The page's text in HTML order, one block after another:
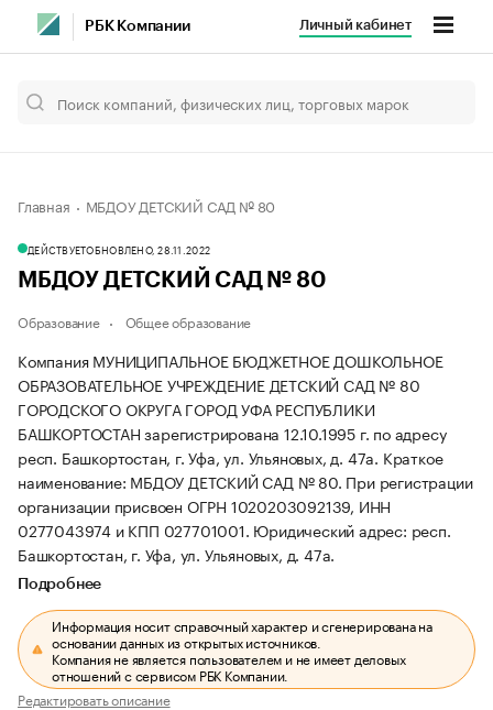
РБК Компании Личный кабинет
Главная МБДОУ ДЕТСКИЙ САД № 80
ДЕЙСТВУЕТОБНОВЛЕНО, 28.11.2022
МБДОУ ДЕТСКИЙ САД № 80
Образование Общее образование
Компания МУНИЦИПАЛЬНОЕ БЮДЖЕТНОЕ ДОШКОЛЬНОЕ
ОБРАЗОВАТЕЛЬНОЕ УЧРЕЖДЕНИЕ ДЕТСКИЙ САД № 80
ГОРОДСКОГО ОКРУГА ГОРОД УФА РЕСПУБЛИКИ
БАШКОРТОСТАН зарегистрирована 12.10.1995 г. по адресу
респ. Башкортостан, г. Уфа, ул. Ульяновых, д. 47а. Краткое
наименование: МБДОУ ДЕТСКИЙ САД № 80. При регистрации
организации присвоен ОГРН 1020203092139, ИНН
0277043974 и КПП 027701001. Юридический адрес: респ.
Башкортостан, г. Уфа, ул. Ульяновых, д. 47а.
Подробнее
Информация носит справочный характер и сгенерирована на
основании данных из открытых источников.
Компания не является пользователем и не имеет деловых
отношений с сервисом РБК Компании.
Редактировать описание